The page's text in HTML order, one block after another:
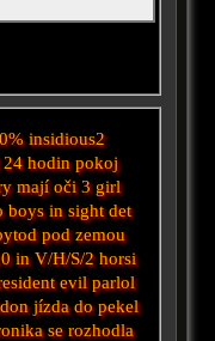
insidious2
24 hodin pokoj
mají oči 3 girl
boys in sight det
pod zemou
in V/H/S/2 horsi
evil parlol
jízda do pekel
se rozhodla